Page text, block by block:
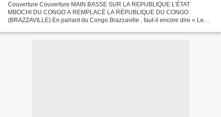
Couverture Couverture MAIN BASSE SUR LA REPUBLIQUE L'ÉTAT
MBOCHI DU CONGO A REMPLACÉ LA RÉPUBLIQUE DU CONGO
(BRAZZAVILLE) En parlant du Congo Brazzaville , faut-il encore dire « Le